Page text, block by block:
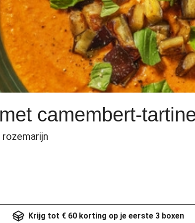
camembert-
Krijg tot € 60 korting op je eerste 3 boxen